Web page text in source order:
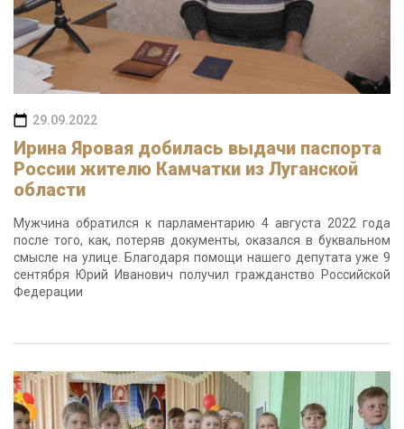
29.09.2022
Ирина Яровая добилась выдачи паспорта
России жителю Камчатки из Луганской
области
Мужчина обратился к парламентарию 4 августа 2022 года
после того, как, потеряв документы, оказался в буквальном
смысле на улице. Благодаря помощи нашего депутата уже 9
сентября Юрий Иванович получил гражданство Российской
Федерации